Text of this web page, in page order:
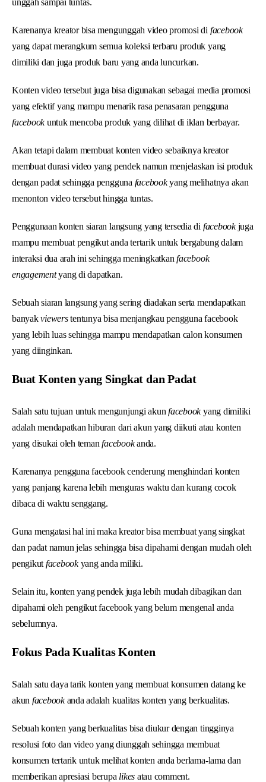
Karenanya kreator bisa mengunggah video promosi di facebook
yang dapat merangkum semua koleksi terbaru produk yang
dimiliki dan juga produk baru yang anda luncurkan.
Konten video tersebut juga bisa digunakan sebagai media promosi
yang efektif yang mampu menarik rasa penasaran pengguna
facebookuntuk mencoba produk yang dilihat di iklan berbayar.
Akan tetapi dalam membuat konten video sebaiknya kreator
membuat durasi video yang pendek namun menjelaskan isi produk
dengan padat sehingga pengguna facebookyang melihatnya akan
menonton video tersebut hingga tuntas.
Penggunaan konten siaran langsung yang tersedia di facebookjuga
mampu membuat pengikut anda tertarik untuk bergabung dalam
interaksi dua arah ini sehingga meningkatkanfacebook
engagementyang di dapatkan.
Sebuah siaran langsung yang sering diadakan serta mendapatkan
banyakviewerstentunya bisa menjangkau pengguna facebook
yang lebih luas sehingga mampu mendapatkan calon konsumen
yang diinginkan.
Buat Konten yang Singkat dan Padat
Salah satu tujuan untuk mengunjungi akunfacebookyang dimiliki
adalah mendapatkan hiburan dari akun yang diikuti atau konten
yang disukai oleh temanfacebookanda.
Karenanya pengguna facebook cenderung menghindari konten
yang panjang karena lebih menguras waktu dan kurang cocok
dibaca di waktu senggang.
Guna mengatasi hal ini maka kreator bisa membuat yang singkat
dan padat namun jelas sehingga bisa dipahami dengan mudah oleh
pengikut facebookyang anda miliki.
Selain itu, konten yang pendek juga lebih mudah dibagikan dan
dipahami oleh pengikut facebook yang belum mengenal anda
sebelumnya.
Fokus Pada Kualitas Konten
Salah satu daya tarik konten yang membuat konsumen datang ke
akun facebookanda adalah kualitas konten yang berkualitas.
Sebuah konten yang berkualitas bisa diukur dengan tingginya
resolusi foto dan video yang diunggah sehingga membuat
konsumen tertarik untuk melihat konten anda berlama-lama dan
memberikan apresiasi berupa likes atau comment.